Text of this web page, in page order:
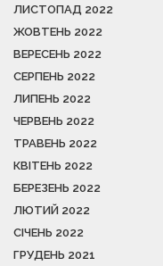
ЛИСТОПАД 2022
ЖОВТЕНЬ 2022
ВЕРЕСЕНЬ 2022
СЕРПЕНЬ 2022
ЛИПЕНЬ 2022
ЧЕРВЕНЬ 2022
ТРАВЕНЬ 2022
КВІТЕНЬ 2022
БЕРЕЗЕНЬ 2022
ЛЮТИЙ 2022
СІЧЕНЬ 2022
ГРУДЕНЬ 2021